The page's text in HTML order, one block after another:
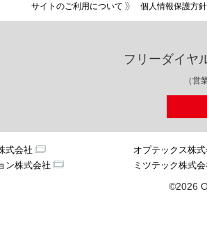
サイトのご利用について 個人情報保護方針
フリーダイヤ
（営
式会社
オプテックス株
ン株式会社
ミツテック株式
©2026